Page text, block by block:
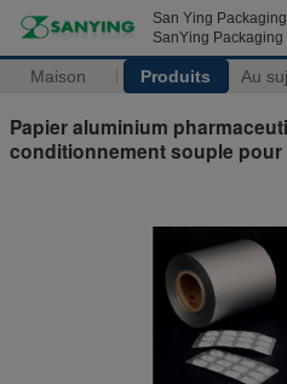
San Ying
SanYing
Maison Produits Au
Papier aluminium
conditionnement souple pour